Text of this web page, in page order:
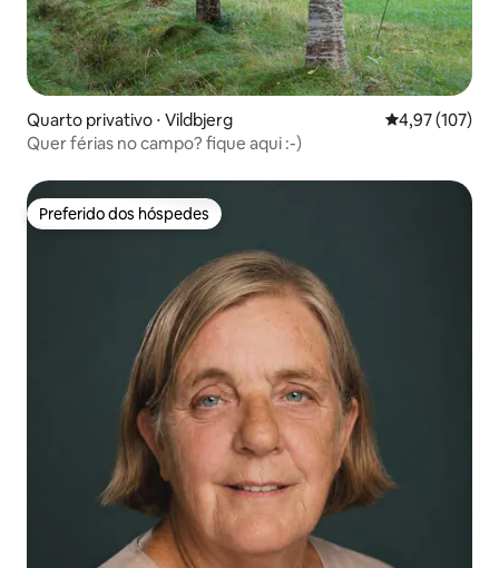
Quarto privativo ⋅ Vildbjerg 4,97 de uma
4,97 (107)
Quer férias no campo? fique aqui :-)
Preferido dos hóspedes
Preferido dos hóspedes